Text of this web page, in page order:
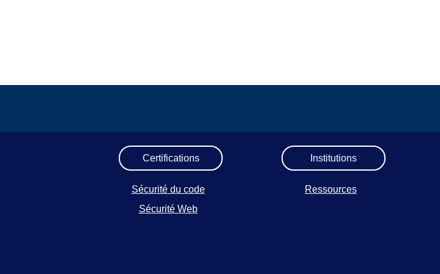
Certifications
Sécurité du code
Sécurité Web
Institutions
Ressources